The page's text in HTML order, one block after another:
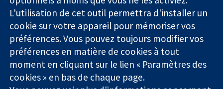
d'emploi
Library
La Collaboration Cochrane est une association caritative (n°
1045921) et une société à responsabilité limitée par garantie (n°
L'utilisation de cet outil permettra d'installer un
cookie sur votre appareil pour mémoriser vos
préférences. Vous pouvez toujours modifier vos
préférences en matière de cookies à tout
moment en cliquant sur le lien « Paramètres des
cookies » en bas de chaque page.